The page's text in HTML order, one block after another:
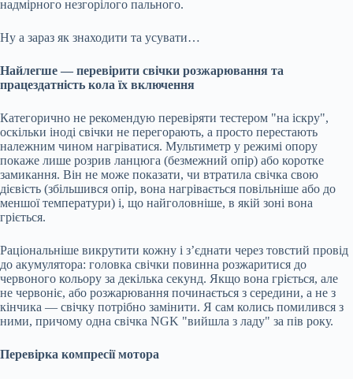
надмірного незгорілого пального.
Ну а зараз як знаходити та усувати…
Найлегше — перевірити свічки розжарювання та
працездатність кола їх включення
Категорично не рекомендую перевіряти тестером "на іскру",
оскільки іноді свічки не перегорають, а просто перестають
належним чином нагріватися. Мультиметр у режимі опору
покаже лише розрив ланцюга (безмежний опір) або коротке
замикання. Він не може показати, чи втратила свічка свою
дієвість (збільшився опір, вона нагрівається повільніше або до
меншої температури) і, що найголовніше, в якій зоні вона
гріється.
Раціональніше викрутити кожну і з’єднати через товстий провід
до акумулятора: головка свічки повинна розжаритися до
червоного кольору за декілька секунд. Якщо вона гріється, але
не червоніє, або розжарювання починається з середини, а не з
кінчика — свічку потрібно замінити. Я сам колись помилився з
ними, причому одна свічка NGK "вийшла з ладу" за пів року.
Перевірка компресії мотора